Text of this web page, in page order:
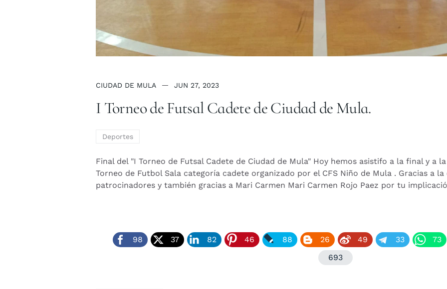
CIUDAD DE MULA JUN 27, 2023
I Torneo de Futsal Cadete de Ciudad de Mula.
Deportes
Final del "I Torneo de Futsal Cadete de Ciudad de Mula" Hoy hemos asistifo a la final y a
Torneo de Futbol Sala categoría cadete organizado por el CFS Niño de Mula . Gracias a
patrocinadores y también gracias a Mari Carmen Mari Carmen Rojo Paez por tu
98 37 82 46 88 26 49 33 73
693